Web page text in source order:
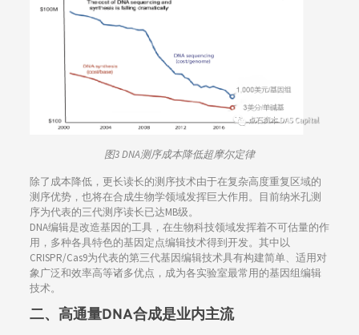
图3 DNA测序成本降低超摩尔定律
除了成本降低，更长读长的测序技术由于在复杂高度重复区域的
测序优势，也将在合成生物学领域发挥巨大作用。目前纳米孔测
序为代表的三代测序读长已达MB级。
DNA编辑是改造基因的工具，在生物科技领域发挥着不可估量的作
用，多种各具特色的基因定点编辑技术得到开发。其中以
CRISPR/Cas9为代表的第三代基因编辑技术具有构建简单、适用对
象广泛和效率高等诸多优点，成为各实验室最常用的基因组编辑
技术。
二、 高通量DNA合成是业内主流